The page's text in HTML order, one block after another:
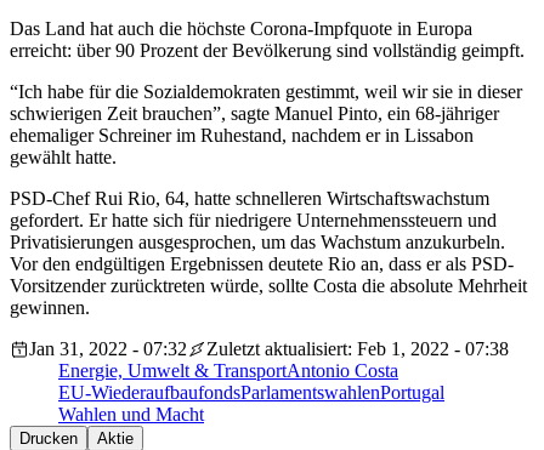
Das Land hat auch die höchste Corona-Impfquote in Europa
erreicht: über 90 Prozent der Bevölkerung sind vollständig geimpft.
“Ich habe für die Sozialdemokraten gestimmt, weil wir sie in dieser
schwierigen Zeit brauchen”, sagte Manuel Pinto, ein 68-jähriger
ehemaliger Schreiner im Ruhestand, nachdem er in Lissabon
gewählt hatte.
PSD-Chef Rui Rio, 64, hatte schnelleren Wirtschaftswachstum
gefordert. Er hatte sich für niedrigere Unternehmenssteuern und
Privatisierungen ausgesprochen, um das Wachstum anzukurbeln.
Vor den endgültigen Ergebnissen deutete Rio an, dass er als PSD-
Vorsitzender zurücktreten würde, sollte Costa die absolute Mehrheit
gewinnen.
Jan 31, 2022 - 07:32
Zuletzt aktualisiert: Feb 1, 2022 - 07:38
Energie, Umwelt & TransportAntonio Costa
EU-WiederaufbaufondsParlamentswahlenPortugal
Wahlen und Macht
Drucken Aktie